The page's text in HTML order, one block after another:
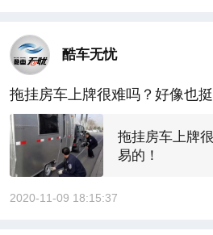
酷车无忧
拖挂房车上牌很难吗？好像也挺
拖挂房车上牌
易的！
2020-11-09 18:15:37